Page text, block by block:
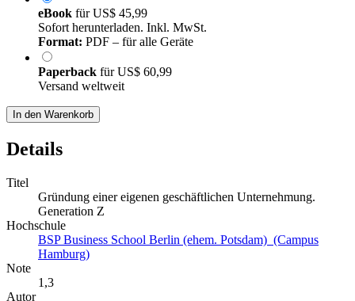
eBook fürUS$ 45,99
Sofort herunterladen. Inkl. MwSt.
Format: PDF – für alle Geräte
Paperback fürUS$ 60,99
Versand weltweit
In den Warenkorb
Details
Titel
Gründung einer eigenen geschäftlichen Unternehmung.
Generation Z
Hochschule
BSP Business School Berlin (ehem. Potsdam) (Campus
Hamburg)
Note
1,3
Autor